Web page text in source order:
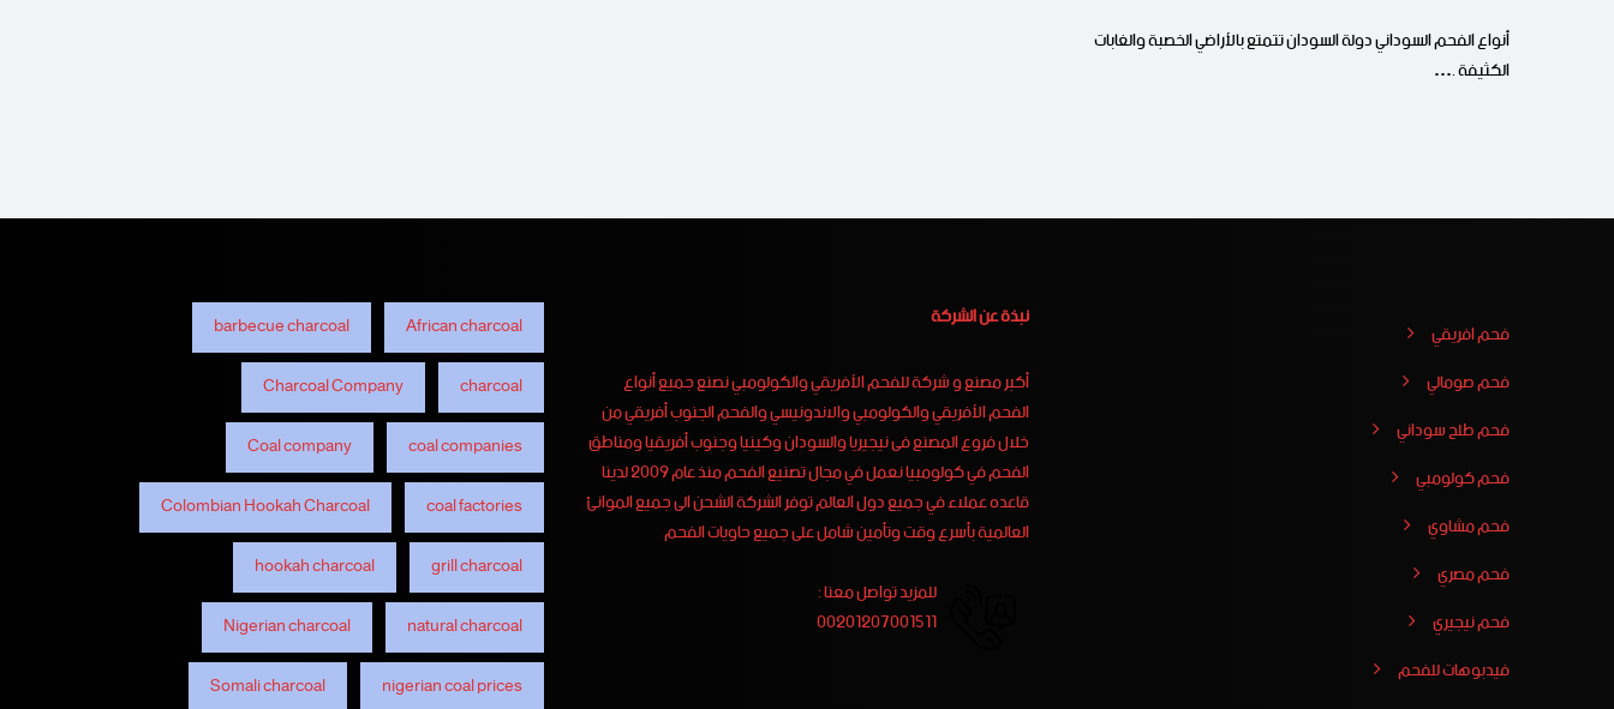
أنواع الفحم السوداني دولة السودان تتمتع بالأراضي الخصبة والغابات
الكثيفة .…
فحم افريقي
فحم صومالي
فحم طلح سوداني
فحم كولومبي
فحم مشاوي
فحم مصري
فحم نيجيري
فيدبوهات للفحم
نبذة عن الشركة
أكبر مصنع و شركة للفحم الأفريقي والكولومبي نصنع جميع أنواع
الفحم الأفريقي والكولومبي والاندونيسي والفحم الجنوب أفريقي من
خلال فروع المصنع فى نيجيريا والسودان وكينيا وجنوب أفريقيا ومناطق
الفحم في كولومبيا نعمل في مجال تصنيع الفحم منذ عام 2009 لدينا
قاعده عملاء في جميع دول العالم توفر الشركة الشحن الى جميع الموانئ
العالمية بأسرع وقت وتأمين شامل على جميع حاويات الفحم
للمزيد تواصل معنا :
00201207001511
African charcoal
barbecue charcoal
charcoal
Charcoal Company
coal companies
Coal company
coal factories
Colombian Hookah Charcoal
grill charcoal
hookah charcoal
natural charcoal
Nigerian charcoal
nigerian coal prices
Somali charcoal